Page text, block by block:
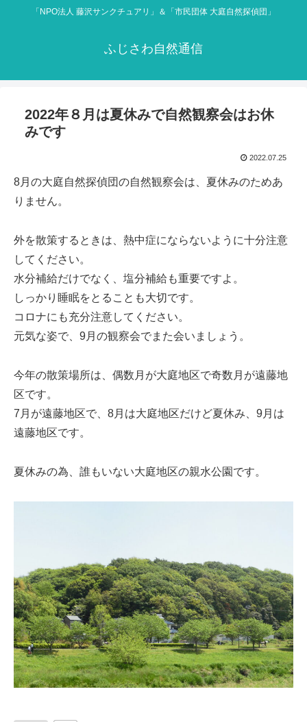
「NPO法人 藤沢サンクチュアリ」＆「市民団体 大庭自然探偵団」
ふじさわ自然通信
2022年８月は夏休みで自然観察会はお休
みです
2022.07.25
8月の大庭自然探偵団の自然観察会は、夏休みのためあ
りません。
外を散策するときは、熱中症にならないように十分注意
してください。
水分補給だけでなく、塩分補給も重要ですよ。
しっかり睡眠をとることも大切です。
コロナにも充分注意してください。
元気な姿で、9月の観察会でまた会いましょう。
今年の散策場所は、偶数月が大庭地区で奇数月が遠藤地
区です。
7月が遠藤地区で、8月は大庭地区だけど夏休み、9月は
遠藤地区です。
夏休みの為、誰もいない大庭地区の親水公園です。